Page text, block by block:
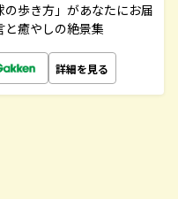
歩き方」があなたにお届
と癒やしの絶景集
詳細を見る